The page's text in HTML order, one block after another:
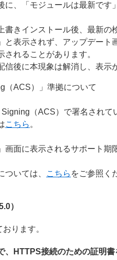
に、「モジュールは最新です
書きインストール後、最新
と表示されず、アップデー
されることがあります。
信後に本現象は解消し、表示
（ACS）」準拠について
（ACS）で署名され
こちら 。
画面に表示されるサポート
ついては、 こちら をご参照く
）
ります。
、HTTPS接続のための証明